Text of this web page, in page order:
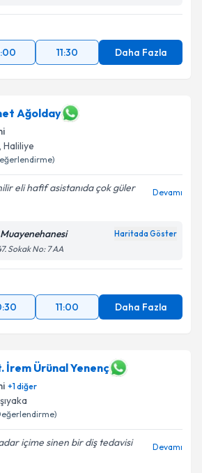
11:30 Daha Fazla
Ağolday
, Haliliye
eli hafif asistanıda çok güler
Devamı
Haritada Göster
Sokak No: 7 AA
11:00 Daha Fazla
İrem Ürünal Yenenç
+1diğer
içime sinen bir diş tedavisi
Devamı